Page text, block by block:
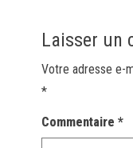
Laisser un
Votre adresse e-
*
Commentaire*